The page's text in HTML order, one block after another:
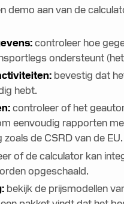
demo aan van de
controleer hoe
ondersteunt
bevestig dat
hebt.
controleer of het
eenvoudig rapporten
de CSRD van de EU.
of de calculator kan
opgeschaald.
bekijk de prijsmodellen